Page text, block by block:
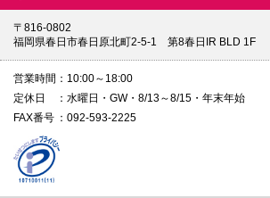
〒816-0802
福岡県春日市春日原北町2-5-1 第8春日IR BLD 1F
営業時間
10:00～18:00
定休日
水曜日・GW・8/13～8/15・年末年始
FAX番号
092-593-2225